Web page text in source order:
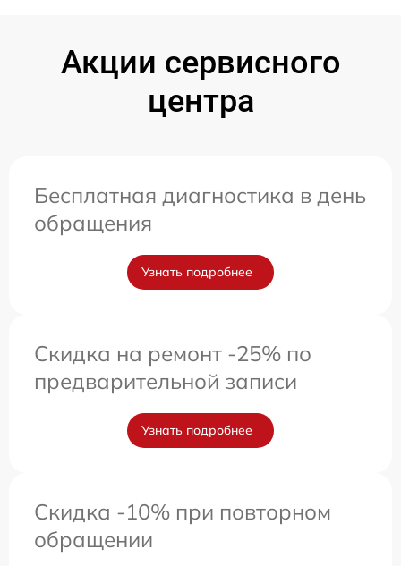
Акции сервисного
центра
Бесплатная диагностика в день
обращения
Узнать подробнее
Скидка на ремонт -25% по
предварительной записи
Узнать подробнее
Скидка -10% при повторном
обращении